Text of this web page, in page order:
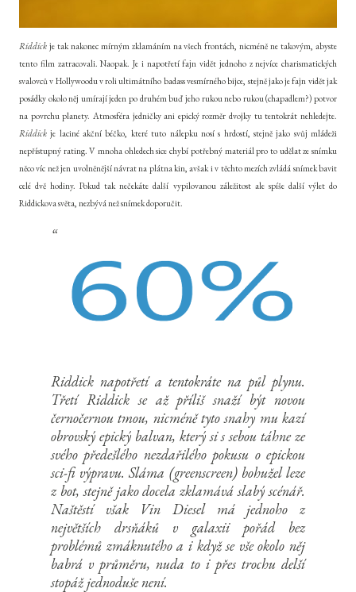
Riddick je tak nakonec mírným zklamáním na všech frontách, nicméně ne takovým, abyste
tento film zatracovali. Naopak. Je i napotřetí fajn vidět jednoho z nejvíce charismatických
svalovců v Hollywoodu v roli ultimátního badass vesmírného bijce, stejně jako je fajn vidět jak
posádky okolo něj umírají jeden po druhém buď jeho rukou nebo rukou (chapadlem?) potvor
na povrchu planety. Atmosféra jedničky ani epický rozměr dvojky tu tentokrát nehledejte.
Riddick je laciné akční béčko, které tuto nálepku nosí s hrdostí, stejně jako svůj mládeži
nepřístupný rating. V mnoha ohledech sice chybí potřebný materiál pro to udělat ze snímku
něco víc než jen uvolněnější návrat na plátna kin, avšak i v těchto mezích zvládá snímek bavit
celé dvě hodiny. Pokud tak nečekáte další vypilovanou záležitost ale spíše další výlet do
Riddickova světa, nezbývá než snímek doporučit.
Riddick napotřetí a tentokráte na půl plynu.
Třetí Riddickse až příliš snaží být novou
černočernou tmou, nicméně tyto snahy mu kazí
obrovský epický balvan, který si s sebou táhne ze
svého předešlého nezdařilého pokusu o epickou
sci-fi výpravu. Sláma (greenscreen) bohužel leze
z bot, stejně jako docela zklamává slabý scénář.
Naštěstí však Vin Diesel má jednoho z
největších drsňáků v galaxii pořád bez
problémů zmáknutého a i když se vše okolo něj
babrá v průměru, nuda to i přes trochu delší
stopáž jednoduše není.